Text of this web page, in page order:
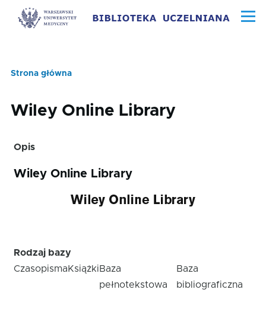
Przejdź do treści
Menu
nawigacyjna
Strona główna
Wiley Online Library
Opis
Wiley Online Library
Rodzaj bazy
CzasopismaKsiążkiBaza
pełnotekstowa
Baza
bibliograficzna